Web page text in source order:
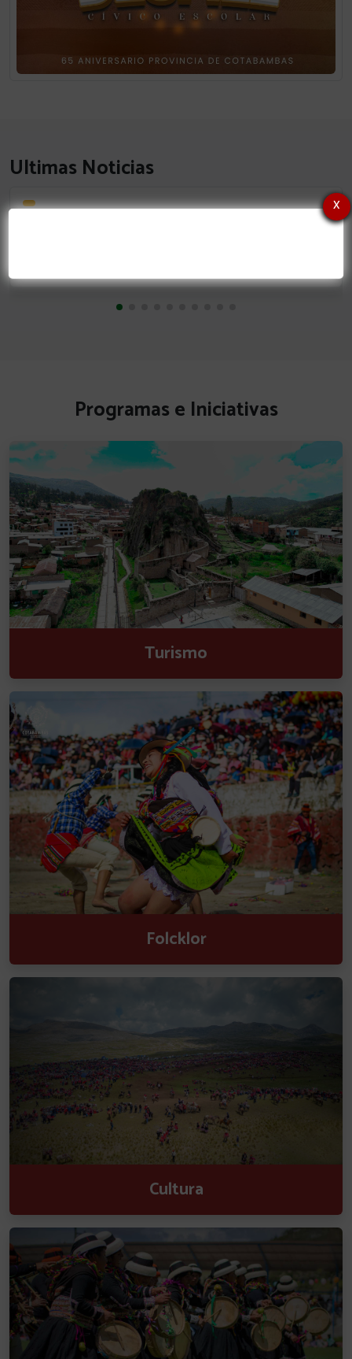
Ultimas Noticias
Programas e Iniciativas
Turismo
Folcklor
Cultura
x